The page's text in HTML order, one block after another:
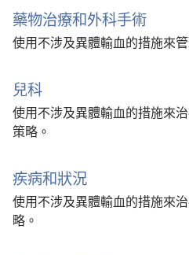
藥物治療和外科手術
使用不涉及異體輸血的措施來
兒科
使用不涉及異體輸血的措施來
策略。
疾病和狀況
使用不涉及異體輸血的措施來
略。